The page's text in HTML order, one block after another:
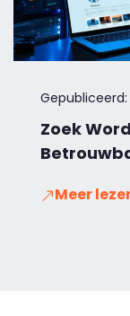
Gepubliceerd:
Zoek
Meer